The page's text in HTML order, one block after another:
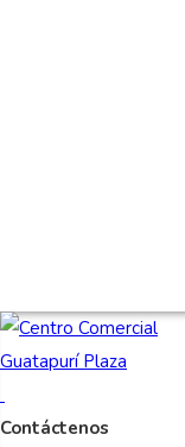
Contáctenos